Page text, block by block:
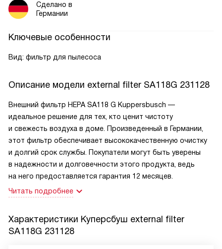
Сделано в
Германии
Ключевые особенности
Вид: фильтр для пылесоса
Описание модели external filter SA118G 231128
Внешний фильтр HEPA SA118 G Kuppersbusch —
идеальное решение для тех, кто ценит чистоту
и свежесть воздуха в доме. Произведенный в Германии,
этот фильтр обеспечивает высококачественную очистку
и долгий срок службы. Покупатели могут быть уверены
в надежности и долговечности этого продукта, ведь
на него предоставляется гарантия 12 месяцев.
Читать подробнее
Характеристики Куперсбуш external filter
SA118G 231128